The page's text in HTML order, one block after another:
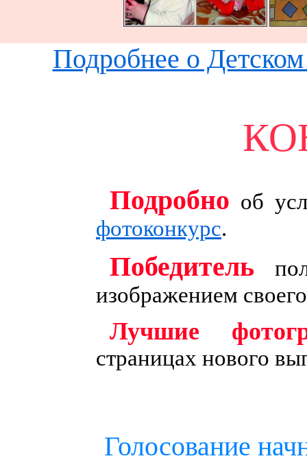
Подробнее о
Подробно об
фотоконкурс.
Победитель
изображением
Лучшие
страницах нового
Голосование